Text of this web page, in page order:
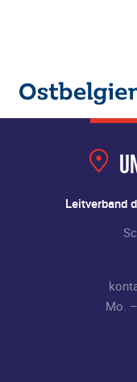
Leitverband
Mo.